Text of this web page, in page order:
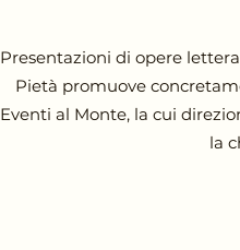
Presentazioni di opere
Pietà promuove
Eventi al Monte, la cui
la